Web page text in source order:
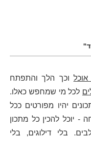
אוכלוכך הלך והתפתח
לכל מי שמחפש כאלו.
יהיו מפורטים ככל
- יוכל להכין כל מתכון
בלי דילוגים, בלי